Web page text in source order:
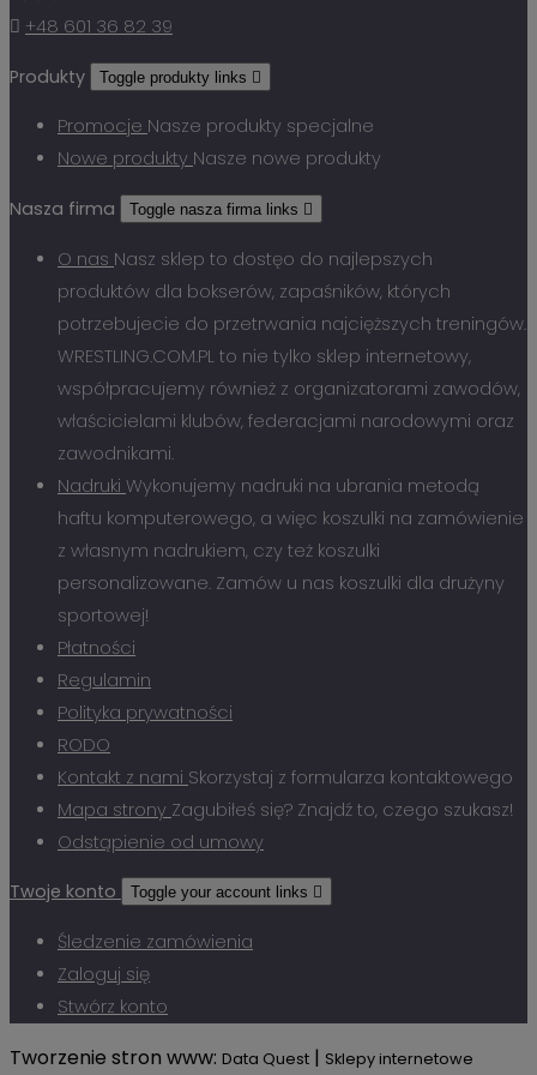
 +48 601 36 82 39
Produkty Toggle produkty links 
Promocje Nasze produkty specjalne
Nowe produkty Nasze nowe produkty
Nasza firma Toggle nasza firma links 
O nas Nasz sklep to dostęo do najlepszych
produktów dla bokserów, zapaśników, których
potrzebujecie do przetrwania najcięższych treningów.
WRESTLING.COM.PL to nie tylko sklep internetowy,
współpracujemy również z organizatorami zawodów,
właścicielami klubów, federacjami narodowymi oraz
zawodnikami.
Nadruki Wykonujemy nadruki na ubrania metodą
haftu komputerowego, a więc koszulki na zamówienie
z własnym nadrukiem, czy też koszulki
personalizowane. Zamów u nas koszulki dla drużyny
sportowej!
Płatności
Regulamin
Polityka prywatności
RODO
Kontakt z nami Skorzystaj z formularza kontaktowego
Mapa strony Zagubiłeś się? Znajdź to, czego szukasz!
Odstąpienie od umowy
Twoje konto Toggle your account links 
Śledzenie zamówienia
Zaloguj się
Stwórz konto
Tworzenie stron www: Data Quest | Sklepy internetowe